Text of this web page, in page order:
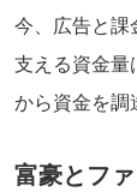
今、広告と課
支える資金量
から資金を調
富豪とフ